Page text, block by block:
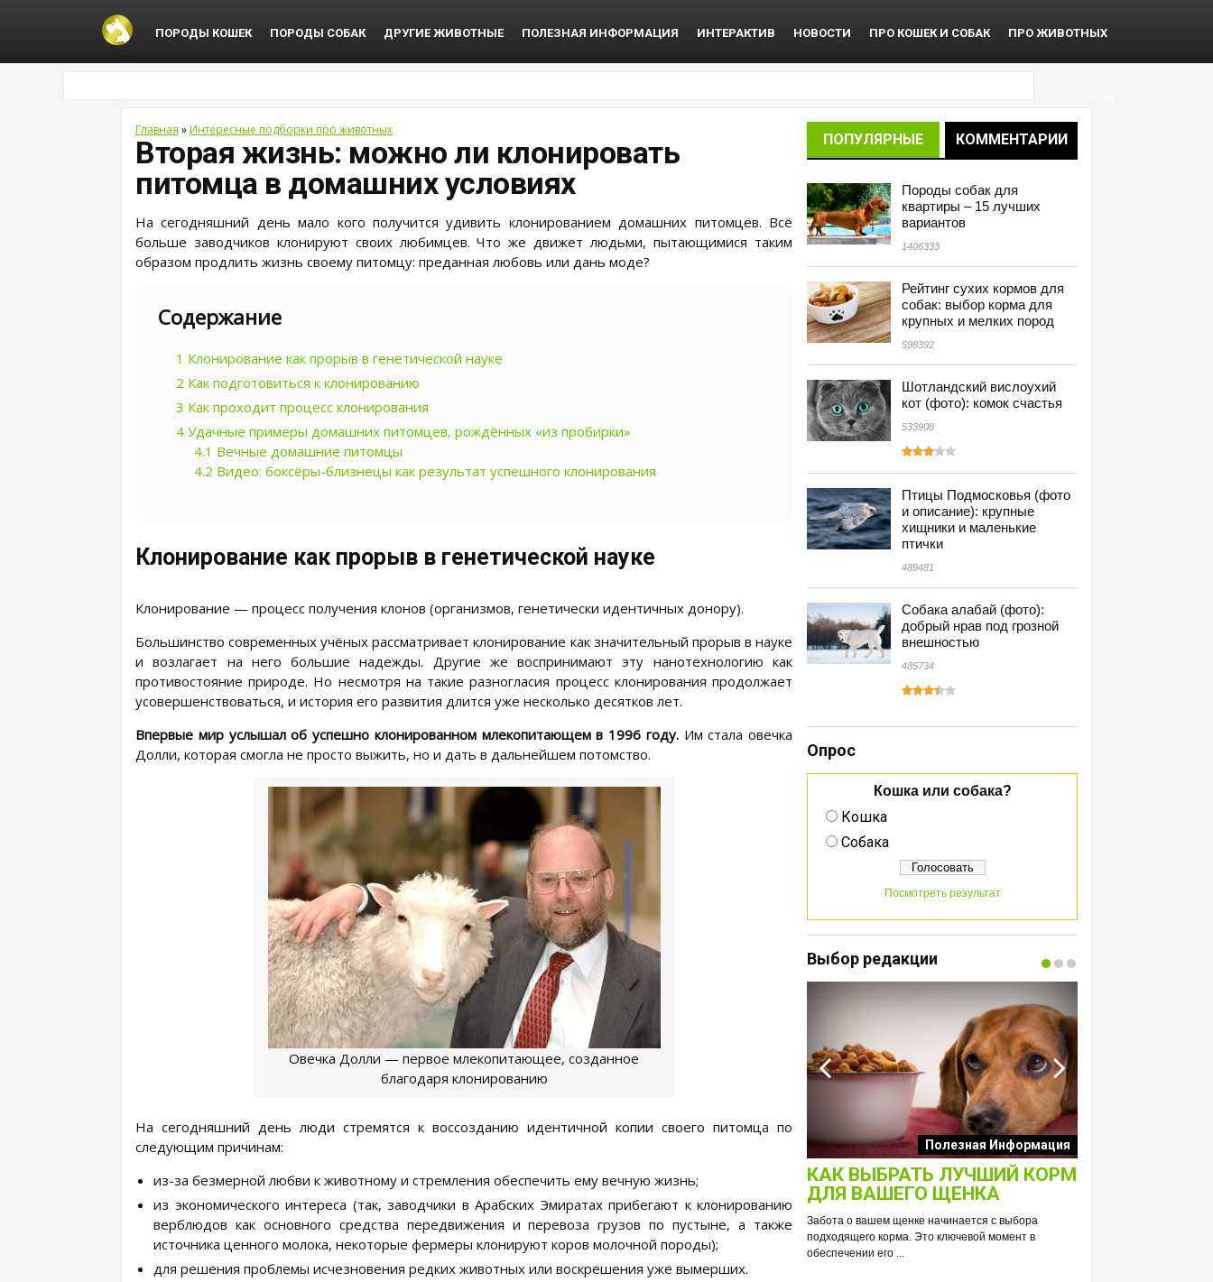
ПОРОДЫ КОШЕК ПОРОДЫ СОБАК ДРУГИЕ ЖИВОТНЫЕ ПОЛЕЗНАЯ ИНФОРМАЦИЯ ИНТЕРАКТИВ НОВОСТИ ПРО КОШЕК И СОБАК ПРО ЖИВОТНЫХ
Главная »Интересные подборки про животных
Вторая жизнь: можно ли клонировать
питомца в домашних условиях
На сегодняшний день мало кого получится удивить клонированием домашних питомцев. Всё
больше заводчиков клонируют своих любимцев. Что же движет людьми, пытающимися таким
образом продлить жизнь своему питомцу: преданная любовь или дань моде?
Содержание
1 Клонирование как прорыв в генетической науке
2 Как подготовиться к клонированию
3 Как проходит процесс клонирования
4 Удачные примеры домашних питомцев, рождённых «из пробирки»
4.1 Вечные домашние питомцы
4.2 Видео: боксёры-близнецы как результат успешного клонирования
Клонирование как прорыв в генетической науке
Клонирование — процесс получения клонов (организмов, генетически идентичных донору).
Большинство современных учёных рассматривает клонирование как значительный прорыв в науке
и возлагает на него большие надежды. Другие же воспринимают эту нанотехнологию как
противостояние природе. Но несмотря на такие разногласия процесс клонирования продолжает
усовершенствоваться, и история его развития длится уже несколько десятков лет.
Впервые мир услышал об успешно клонированном млекопитающем в 1996 году.Им стала овечка
Долли, которая смогла не просто выжить, но и дать в дальнейшем потомство.
Овечка Долли — первое млекопитающее, созданное
благодаря клонированию
На сегодняшний день люди стремятся к воссозданию идентичной копии своего питомца по
следующим причинам:
из-за безмерной любви к животному и стремления обеспечить ему вечную жизнь;
из экономического интереса (так, заводчики в Арабских Эмиратах прибегают к клонированию
верблюдов как основного средства передвижения и перевоза грузов по пустыне, а также
источника ценного молока, некоторые фермеры клонируют коров молочной породы);
для решения проблемы исчезновения редких животных или воскрешения уже вымерших.
ПОПУЛЯРНЫЕ КОММЕНТАРИИ
Породы собак для
квартиры – 15 лучших
вариантов
1406333
Рейтинг сухих кормов для
собак: выбор корма для
крупных и мелких пород
598392
Шотландский вислоухий
кот (фото): комок счастья
533908
Птицы Подмосковья (фото
и описание): крупные
хищники и маленькие
птички
489481
Собака алабай (фото):
добрый нрав под грозной
внешностью
485734
Опрос
Кошка или собака?
Кошка
Собака
Посмотреть результат
Выбор редакции
Интересные подборки про кошек и
ОБЗОР ПОЛНОРАЦИОННОГО
КОРМА ДЛЯ СОБАК NUTRO:
ИЗУЧАЕМ СОСТАВ НОВОГО
ПРЕМИУМ-БРЕНДА
и сбалансированное питание. Главная задача ...
Полезная Информация
КАК ВЫБРАТЬ ЛУЧШИЙ КОРМ
ДЛЯ ВАШЕГО ЩЕНКА
Забота о вашем щенке начинается с выбора
подходящего корма. Это ключевой момент в
обеспечении его ...